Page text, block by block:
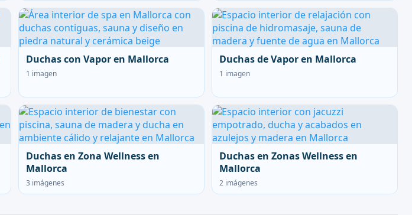
Duchas con Vapor en Mallorca
1 imagen
Duchas de Vapor en Mallorca
1 imagen
Duchas en Zona Wellness en
Mallorca
3 imágenes
Duchas en Zonas Wellness en
Mallorca
2 imágenes